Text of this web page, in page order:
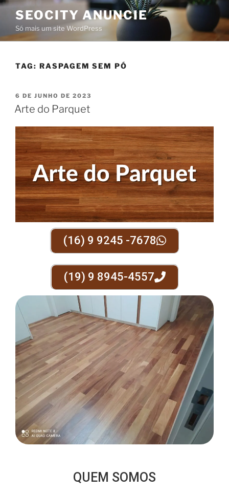
SEOCITY ANUNCIE
Só mais um site WordPress
TAG: RASPAGEM SEM PÓ
6 DE JUNHO DE 2023
Arte do Parquet
(16) 9 9245 -7678
(19) 9 8945-4557
QUEM SOMOS